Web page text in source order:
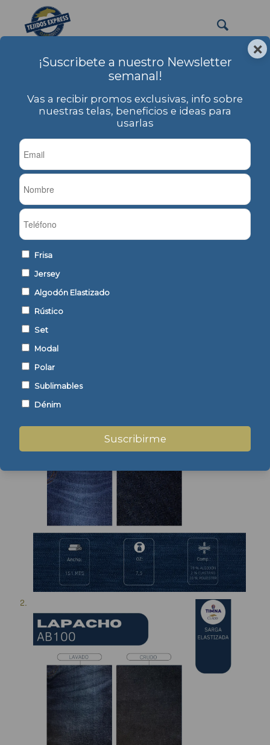
×
¡Suscribete a nuestro Newsletter
semanal!
Vas a recibir promos exclusivas, info sobre
nuestras telas, beneficios e ideas para
usarlas
Frisa
Jersey
Algodón Elastizado
Rústico
Set
Modal
Polar
Sublimables
Dénim
Suscribirme
PRODUCTOS
PRODUCTOS / Tela Denim
Sarga